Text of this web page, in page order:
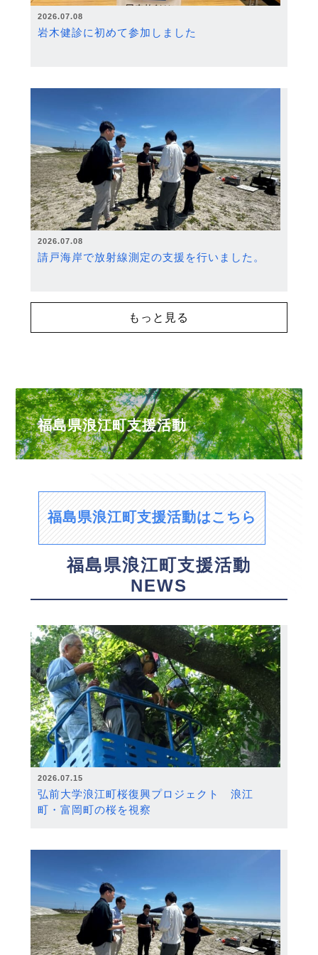
2026.07.08
岩木健診に初めて参加しました
2026.07.08
請戸海岸で放射線測定の支援を行いました。
もっと見る
福島県浪江町支援活動
福島県浪江町支援活動はこちら
福島県浪江町支援活動
NEWS
2026.07.15
弘前大学浪江町桜復興プロジェクト 浪江
町・富岡町の桜を視察